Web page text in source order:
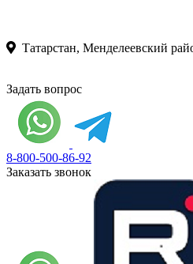
Татарстан, Менделеевский
Задать вопрос
8-800-500-86-92
Заказать звонок